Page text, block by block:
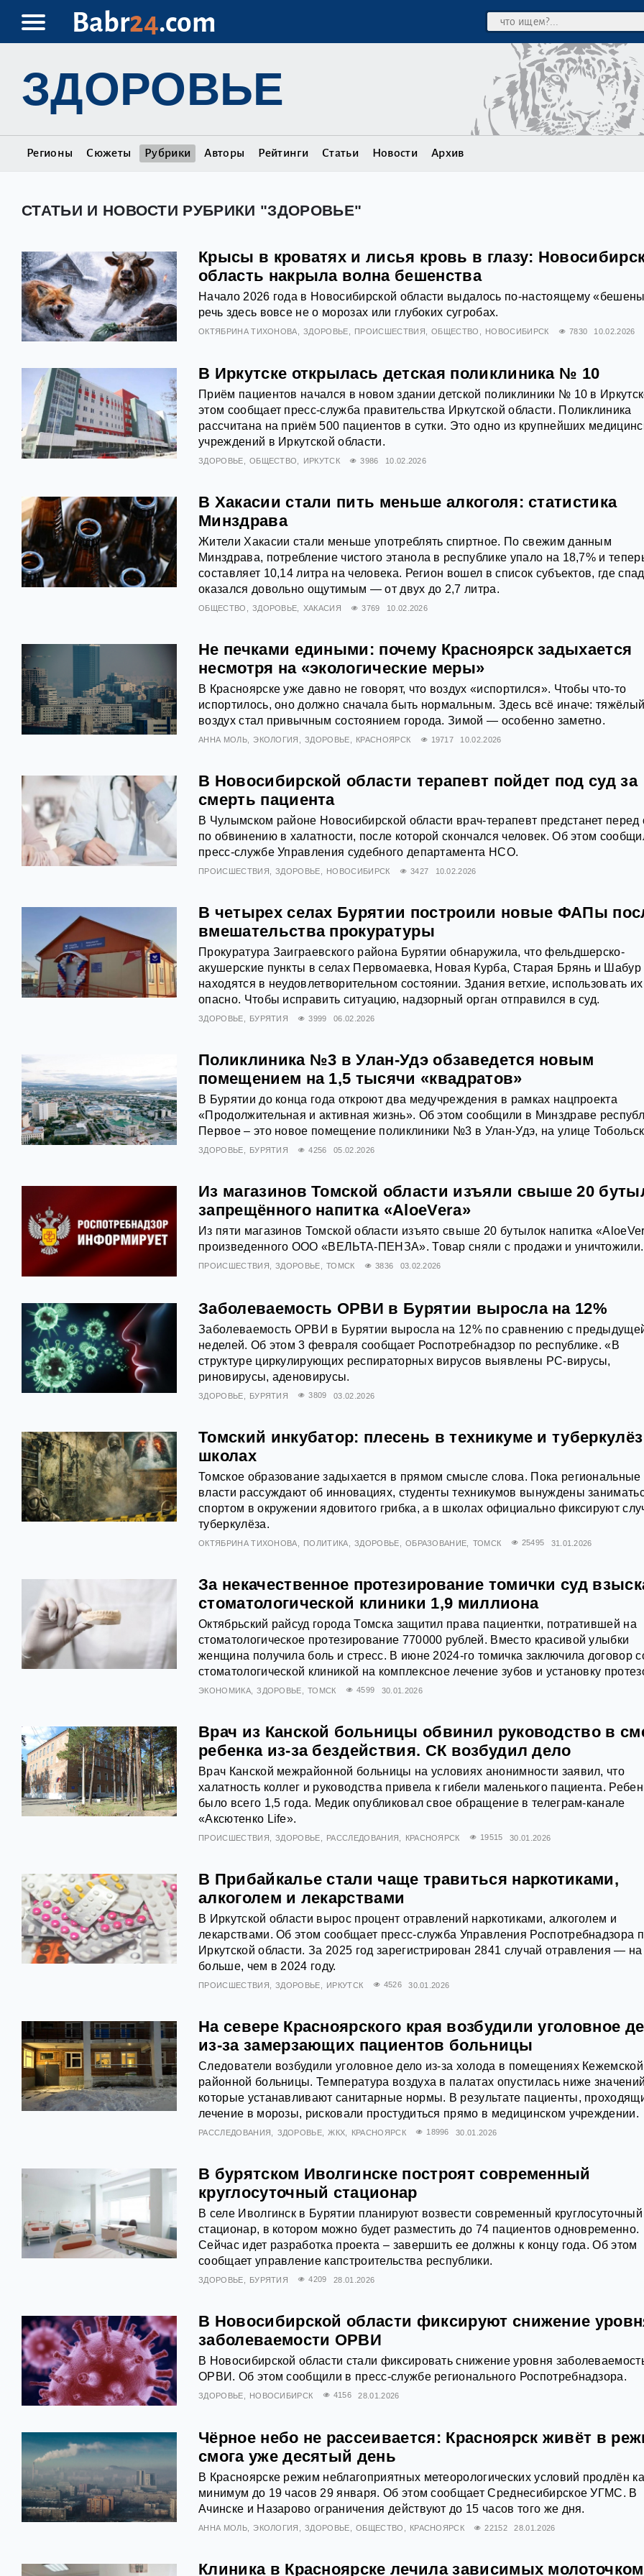
Babr24.com
ЗДОРОВЬЕ
Регионы Сюжеты Рубрики Авторы Рейтинги Статьи Новости Архив
СТАТЬИ И НОВОСТИ РУБРИКИ "ЗДОРОВЬЕ"
Крысы в кроватях и лисья кровь в глазу:
область накрыла волна бешенства
Начало 2026 года в Новосибирской области выдалось по-настоящему
речь здесь вовсе не о морозах или глубоких сугробах.
ОКТЯБРИНА ТИХОНОВА ЗДОРОВЬЕ ПРОИСШЕСТВИЯ ОБЩЕСТВО НОВОСИБИРСК 7830 10.02.2026
В Иркутске открылась детская поликлиника № 10
Приём пациентов начался в новом здании детской поликлиники № 10 в
этом сообщает пресс-служба правительства Иркутской области. Поликлиника
рассчитана на приём 500 пациентов в сутки. Это одно из крупнейших
учреждений в Иркутской области.
ЗДОРОВЬЕ ОБЩЕСТВО ИРКУТСК 3986 10.02.2026
В Хакасии стали пить меньше алкоголя: статистика
Минздрава
Жители Хакасии стали меньше употреблять спиртное. По свежим данным
Минздрава, потребление чистого этанола в республике упало на 18,7% и
составляет 10,14 литра на человека. Регион вошел в список субъектов, где спад
оказался довольно ощутимым — от двух до 2,7 литра.
ОБЩЕСТВО ЗДОРОВЬЕ ХАКАСИЯ 3769 10.02.2026
Не печками едиными: почему Красноярск задыхается
несмотря на «экологические меры»
В Красноярске уже давно не говорят, что воздух «испортился». Чтобы что-то
испортилось, оно должно сначала быть нормальным. Здесь всё иначе: тяжёлый
воздух стал привычным состоянием города. Зимой — особенно заметно.
АННА МОЛЬ ЭКОЛОГИЯ ЗДОРОВЬЕ КРАСНОЯРСК 19717 10.02.2026
В Новосибирской области терапевт пойдет под суд за
смерть пациента
В Чулымском районе Новосибирской области врач-терапевт предстанет перед
по обвинению в халатности, после которой скончался человек. Об этом
пресс-службе Управления судебного департамента НСО.
ПРОИСШЕСТВИЯ ЗДОРОВЬЕ НОВОСИБИРСК 3427 10.02.2026
В четырех селах Бурятии построили новые ФАПы
вмешательства прокуратуры
Прокуратура Заиграевского района Бурятии обнаружила, что фельдшерско-
акушерские пункты в селах Первомаевка, Новая Курба, Старая Брянь и Шабур
находятся в неудовлетворительном состоянии. Здания ветхие, использовать их
опасно. Чтобы исправить ситуацию, надзорный орган отправился в суд.
ЗДОРОВЬЕ БУРЯТИЯ 3999 06.02.2026
Поликлиника №3 в Улан-Удэ обзаведется новым
помещением на 1,5 тысячи «квадратов»
В Бурятии до конца года откроют два медучреждения в рамках нацпроекта
«Продолжительная и активная жизнь». Об этом сообщили в Минздраве
Первое – это новое помещение поликлиники №3 в Улан-Удэ, на улице
ЗДОРОВЬЕ БУРЯТИЯ 4256 05.02.2026
Из магазинов Томской области изъяли свыше 20
запрещённого напитка «AloeVera»
Из пяти магазинов Томской области изъято свыше 20 бутылок напитка
произведенного ООО «ВЕЛЬТА-ПЕНЗА». Товар сняли с продажи и уничтожили.
ПРОИСШЕСТВИЯ ЗДОРОВЬЕ ТОМСК 3836 03.02.2026
Заболеваемость ОРВИ в Бурятии выросла на 12%
Заболеваемость ОРВИ в Бурятии выросла на 12% по сравнению с
неделей. Об этом 3 февраля сообщает Роспотребнадзор по республике. «В
структуре циркулирующих респираторных вирусов выявлены РС-вирусы,
риновирусы, аденовирусы.
ЗДОРОВЬЕ БУРЯТИЯ 3809 03.02.2026
Томский инкубатор: плесень в техникуме и
школах
Томское образование задыхается в прямом смысле слова. Пока региональные
власти рассуждают об инновациях, студенты техникумов вынуждены
спортом в окружении ядовитого грибка, а в школах официально фиксируют
туберкулёза.
ОКТЯБРИНА ТИХОНОВА ПОЛИТИКА ЗДОРОВЬЕ ОБРАЗОВАНИЕ ТОМСК 25495 31.01.2026
За некачественное протезирование томички суд
стоматологической клиники 1,9 миллиона
Октябрьский райсуд города Томска защитил права пациентки, потратившей на
стоматологическое протезирование 770000 рублей. Вместо красивой улыбки
женщина получила боль и стресс. В июне 2024-го томичка заключила договор
стоматологической клиникой на комплексное лечение зубов и установку
ЭКОНОМИКА ЗДОРОВЬЕ ТОМСК 4599 30.01.2026
Врач из Канской больницы обвинил руководство в
ребенка из-за бездействия. СК возбудил дело
Врач Канской межрайонной больницы на условиях анонимности заявил, что
халатность коллег и руководства привела к гибели маленького пациента.
было всего 1,5 года. Медик опубликовал свое обращение в телеграм-канале
«Аксютенко Life».
ПРОИСШЕСТВИЯ ЗДОРОВЬЕ РАССЛЕДОВАНИЯ КРАСНОЯРСК 19515 30.01.2026
В Прибайкалье стали чаще травиться наркотиками,
алкоголем и лекарствами
В Иркутской области вырос процент отравлений наркотиками, алкоголем и
лекарствами. Об этом сообщает пресс-служба Управления Роспотребнадзора
Иркутской области. За 2025 год зарегистрирован 2841 случай отравления —
больше, чем в 2024 году.
ПРОИСШЕСТВИЯ ЗДОРОВЬЕ ИРКУТСК 4526 30.01.2026
На севере Красноярского края возбудили уголовное
из-за замерзающих пациентов больницы
Следователи возбудили уголовное дело из-за холода в помещениях Кежемской
районной больницы. Температура воздуха в палатах опустилась ниже
которые устанавливают санитарные нормы. В результате пациенты,
лечение в морозы, рисковали простудиться прямо в медицинском учреждении.
РАССЛЕДОВАНИЯ ЗДОРОВЬЕ ЖКХ КРАСНОЯРСК 18996 30.01.2026
В бурятском Иволгинске построят современный
круглосуточный стационар
В селе Иволгинск в Бурятии планируют возвести современный круглосуточный
стационар, в котором можно будет разместить до 74 пациентов одновременно.
Сейчас идет разработка проекта – завершить ее должны к концу года. Об этом
сообщает управление капстроительства республики.
ЗДОРОВЬЕ БУРЯТИЯ 4209 28.01.2026
В Новосибирской области фиксируют снижение
заболеваемости ОРВИ
В Новосибирской области стали фиксировать снижение уровня
ОРВИ. Об этом сообщили в пресс-службе регионального Роспотребнадзора.
ЗДОРОВЬЕ НОВОСИБИРСК 4156 28.01.2026
Чёрное небо не рассеивается: Красноярск живёт в
смога уже десятый день
В Красноярске режим неблагоприятных метеорологических условий продлён
минимум до 19 часов 29 января. Об этом сообщает Среднесибирское УГМС. В
Ачинске и Назарово ограничения действуют до 15 часов того же дня.
АННА МОЛЬ ЭКОЛОГИЯ ЗДОРОВЬЕ ОБЩЕСТВО КРАСНОЯРСК 22152 28.01.2026
Клиника в Красноярске лечила зависимых